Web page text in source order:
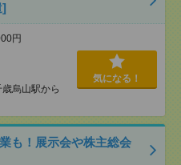
]
円
歳烏山駅から
気になる！
も！展示会や株主総会